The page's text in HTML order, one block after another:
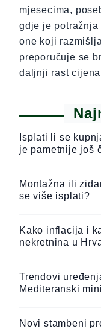
mjesecima,
gdje je potražnja
one koji
preporučuje se
daljnji rast
Isplati li se
je pametnije još
Montažna ili
se više isplati?
Kako inflacija i
nekretnina u
Trendovi
Mediteranski
Novi stambeni